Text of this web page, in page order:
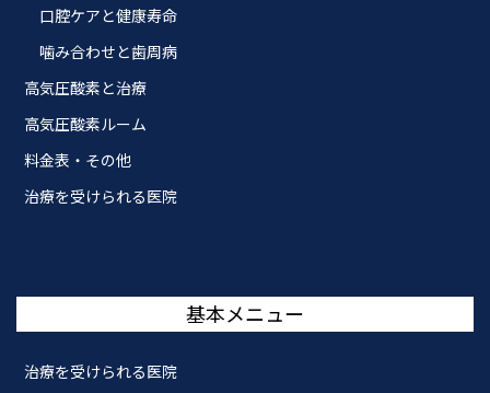
口腔ケアと健康寿命
噛み合わせと歯周病
高気圧酸素と治療
高気圧酸素ルーム
料金表・その他
治療を受けられる医院
基本メニュー
治療を受けられる医院